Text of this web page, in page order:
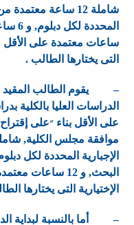
شاملة 12 ساعة
ساعات معتمدة على الأقل
التى يختارها الطالب .
– يقوم الطالب المقيد
على الأقل بناء ״على
البحث, و 12
اﻹختيارية التى يختارها
– أما بالنسبة لبداية